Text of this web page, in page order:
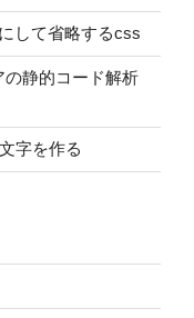
して省略するcss
の静的コード解析
字を作る